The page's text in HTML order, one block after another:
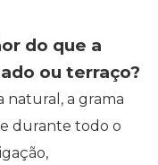
do que a
ou terraço?
natural, a grama
durante todo o